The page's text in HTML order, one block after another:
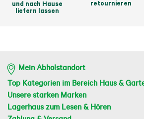
und nach Hause
liefern lassen
retournieren
Mein Abholstandort
Top Kategorien im Bereich Haus &
Unsere starken Marken
Lagerhaus zum Lesen & Hören